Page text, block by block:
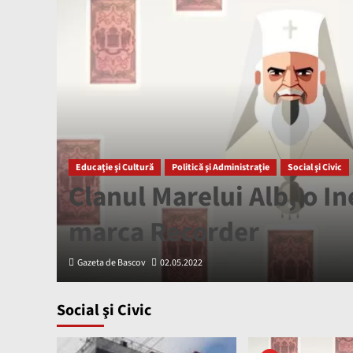
Educaţie şi Cultură Politică şi Administraţie Social şi Civic
Clanul Marelui Alb, o
marca Recorder
Gazeta de Bascov 02.05.2022
Social şi Civic